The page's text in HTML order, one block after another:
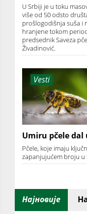
U Srbiji je u toku
više od 50 odsto
prošlogodišnja suša i
hranjene tokom
predsednik Saveza
Živadinović.
Vesti
Umiru pčele
Pčele, koje imaju
zapanjujućem broju u
Најновије